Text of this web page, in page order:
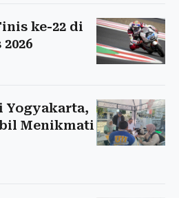
ke-22 di
Yogyakarta,
Menikmati